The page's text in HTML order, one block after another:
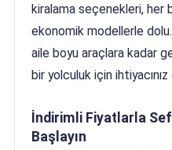
kiralama seçenekleri, her
ekonomik modellerle
aile boyu araçlara kadar
bir yolculuk için
İndirimli Fiyatlarla
Başlayın